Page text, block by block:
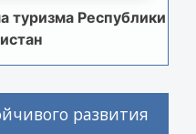
туризма Республики
развития